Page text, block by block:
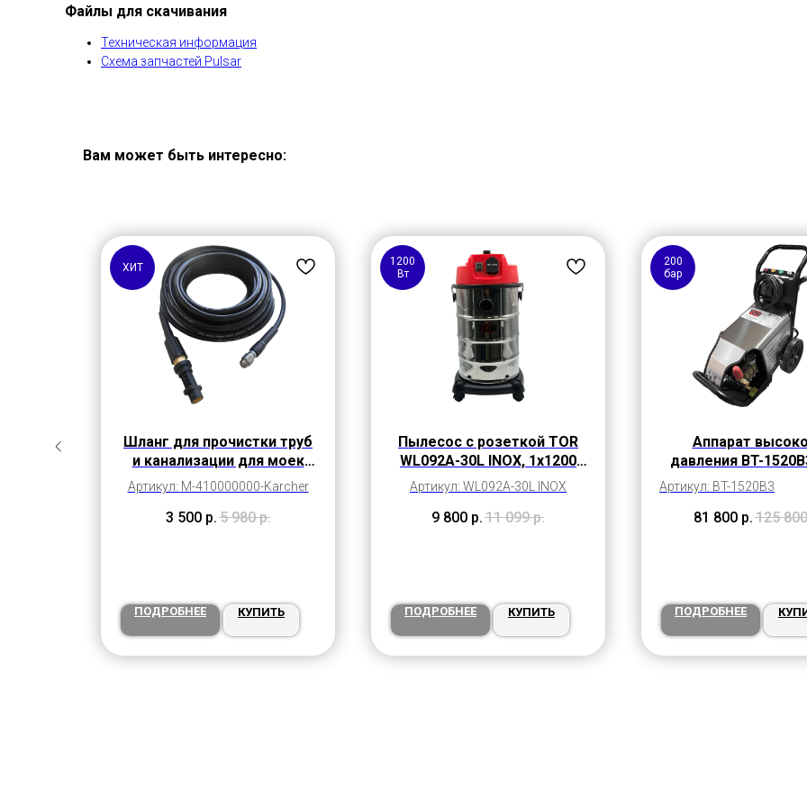
Файлы для скачивания
Техническая информация
Схема запчастей Pulsar
Вам может быть интересно:
ХИТ
Шланг для прочистки труб
и канализации для моек
Karcher серии К2 - К7
Артикул: M-410000000-Karcher
3 500 р.5 980 р.
ПОДРОБНЕЕ КУПИТЬ
1200
Вт
Пылесос с розеткой TOR
WL092A-30L INOX, 1х1200
Вт, 30 литров
Артикул: WL092A-30L INOX
9 800 р. 11 099 р.
ПОДРОБНЕЕ КУПИТЬ
200
бар
Аппарат
давления BT-
бар) Total Stop
Артикул: BT-1520B3
81 800 р. 125 800
ПОДРОБНЕЕ